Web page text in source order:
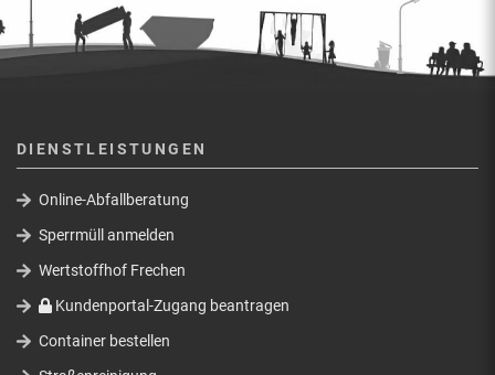
DIENSTLEISTUNGEN
Online-Abfallberatung
Sperrmüll anmelden
Wertstoffhof Frechen
Kundenportal-Zugang beantragen
Container bestellen